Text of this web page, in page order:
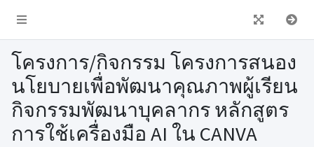
โครงการ/กิจกรรม โครงการสนอง
นโยบายเพื่อพัฒนาคุณภาพผู้เรียน
กิจกรรมพัฒนาบุคลากร หลักสูตร
การใช้เครื่องมือ AI ใน CANVA